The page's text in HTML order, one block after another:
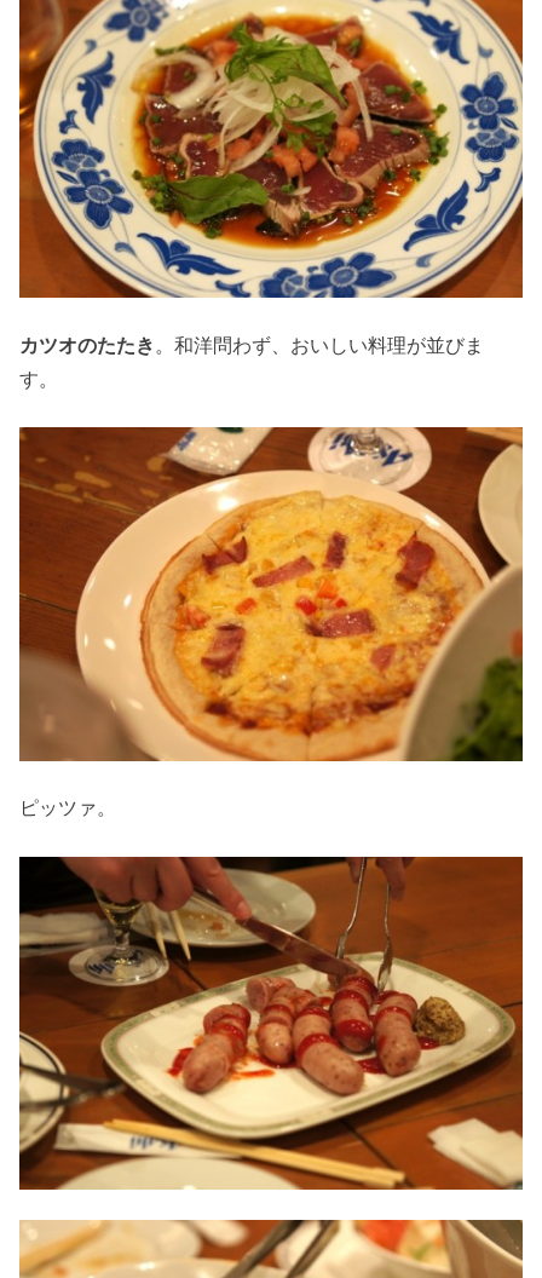
カツオのたたき
。和洋問わず、おいしい料理が並びま
す。
ピッツァ。